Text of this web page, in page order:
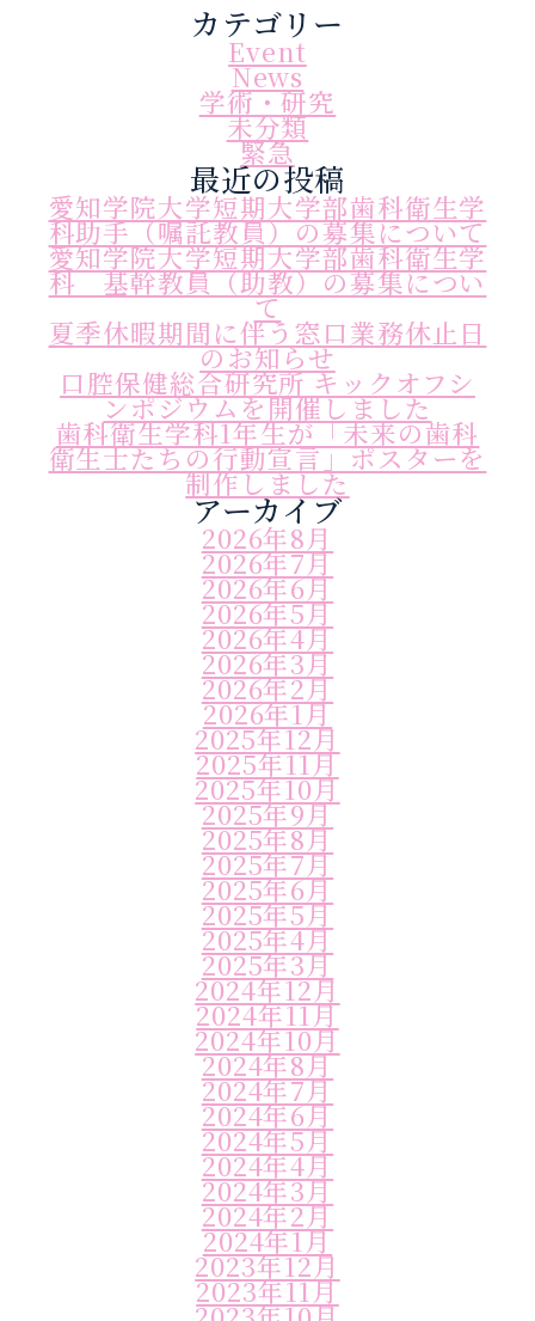
カテゴリー
Event
News
学術・研究
未分類
緊急
最近の投稿
愛知学院大学短期大学部歯科衛生学
科助手（嘱託教員）の募集について
愛知学院大学短期大学部歯科衛生学
科 基幹教員（助教）の募集につい
て
夏季休暇期間に伴う窓口業務休止日
のお知らせ
口腔保健総合研究所 キックオフシ
ンポジウムを開催しました
歯科衛生学科1年生が「未来の歯科
衛生士たちの行動宣言」ポスターを
制作しました
アーカイブ
2026年8月
2026年7月
2026年6月
2026年5月
2026年4月
2026年3月
2026年2月
2026年1月
2025年12月
2025年11月
2025年10月
2025年9月
2025年8月
2025年7月
2025年6月
2025年5月
2025年4月
2025年3月
2024年12月
2024年11月
2024年10月
2024年8月
2024年7月
2024年6月
2024年5月
2024年4月
2024年3月
2024年2月
2024年1月
2023年12月
2023年11月